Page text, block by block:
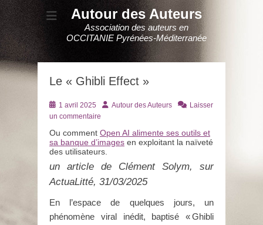
Autour des Auteurs
Association des auteurs en
OCCITANIE Pyrénées-Méditerranée
Le « Ghibli Effect »
Posté
le
1 avril 2025 AuteurAutour des Auteurs
Laisser
un commentaire
Ou comment Open AI alimente ses outils et
sa banque d’images en exploitant la naïveté
des utilisateurs.
un article de Clément Solym, sur
ActuaLitté, 31/03/2025
En l’espace de quelques jours, un
phénomène viral inédit, baptisé « Ghibli